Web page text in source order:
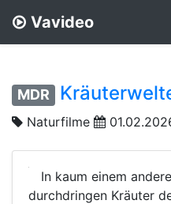
Vavideo
MDR
Naturfilme
In kaum einem
durchdringen Kräuter